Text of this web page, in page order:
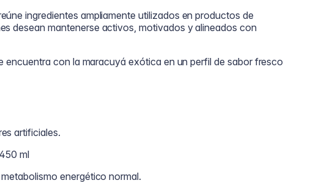
ingredientes ampliamente utilizados en productos de
desean mantenerse activos, motivados y alineados con
encuentra con la maracuyá exótica en un perfil de sabor fresco
artificiales.
ml
energético normal.